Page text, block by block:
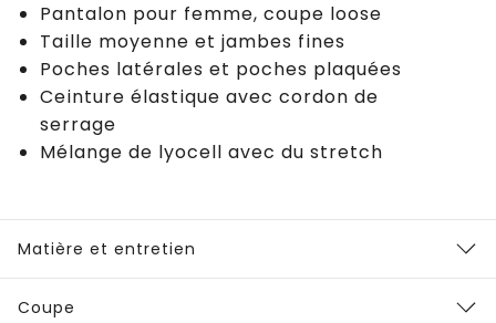
Pantalon pour femme, coupe loose
Taille moyenne et jambes fines
Poches latérales et poches plaquées
Ceinture élastique avec cordon de
serrage
Mélange de lyocell avec du stretch
Matière et entretien
Coupe